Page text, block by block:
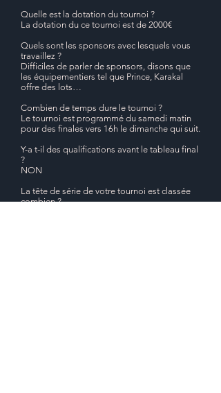
Quelle est la dotation du tournoi ?
La dotation du ce tournoi est de 2000€
Quels sont les sponsors avec lesquels vous
travaillez ?
Difficiles de parler de sponsors, disons que
les équipementiers tel que Prince, Karakal
offre des lots…
Combien de temps dure le tournoi ?
Le tournoi est programmé du samedi matin
pour des finales vers 16h le dimanche qui suit.
Y-a t-il des qualifications avant le tableau final
?
NON
La tête de série de votre tournoi est classée
combien ?